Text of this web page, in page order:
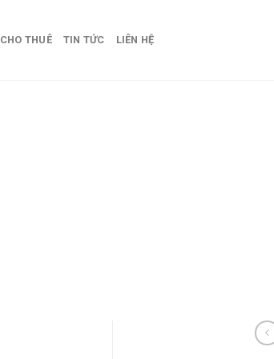
CHO THUÊ TIN TỨC LIÊN HỆ